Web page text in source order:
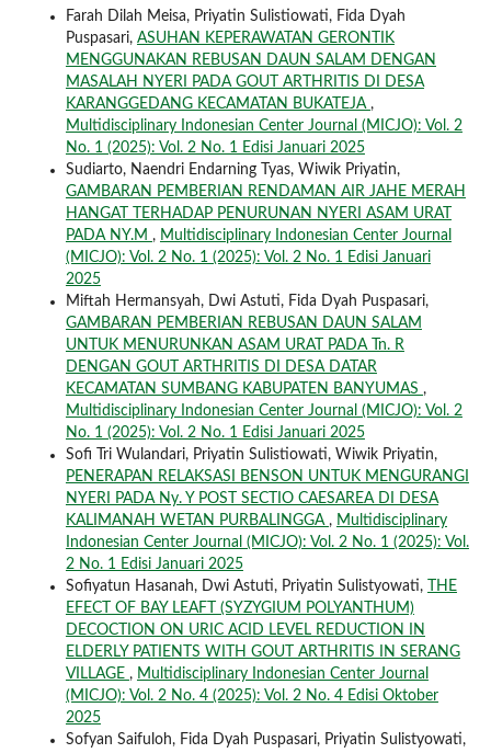
Farah Dilah Meisa, Priyatin Sulistiowati, Fida Dyah
Puspasari, ASUHAN KEPERAWATAN GERONTIK
MENGGUNAKAN REBUSAN DAUN SALAM DENGAN
MASALAH NYERI PADA GOUT ARTHRITIS DI DESA
KARANGGEDANG KECAMATAN BUKATEJA ,
Multidisciplinary Indonesian Center Journal (MICJO): Vol. 2
No. 1 (2025): Vol. 2 No. 1 Edisi Januari 2025
Sudiarto, Naendri Endarning Tyas, Wiwik Priyatin,
GAMBARAN PEMBERIAN RENDAMAN AIR JAHE MERAH
HANGAT TERHADAP PENURUNAN NYERI ASAM URAT
PADA NY.M , Multidisciplinary Indonesian Center Journal
(MICJO): Vol. 2 No. 1 (2025): Vol. 2 No. 1 Edisi Januari
2025
Miftah Hermansyah, Dwi Astuti, Fida Dyah Puspasari,
GAMBARAN PEMBERIAN REBUSAN DAUN SALAM
UNTUK MENURUNKAN ASAM URAT PADA Tn. R
DENGAN GOUT ARTHRITIS DI DESA DATAR
KECAMATAN SUMBANG KABUPATEN BANYUMAS ,
Multidisciplinary Indonesian Center Journal (MICJO): Vol. 2
No. 1 (2025): Vol. 2 No. 1 Edisi Januari 2025
Sofi Tri Wulandari, Priyatin Sulistiowati, Wiwik Priyatin,
PENERAPAN RELAKSASI BENSON UNTUK MENGURANGI
NYERI PADA Ny. Y POST SECTIO CAESAREA DI DESA
KALIMANAH WETAN PURBALINGGA , Multidisciplinary
Indonesian Center Journal (MICJO): Vol. 2 No. 1 (2025): Vol.
2 No. 1 Edisi Januari 2025
Sofiyatun Hasanah, Dwi Astuti, Priyatin Sulistyowati,
THE
EFECT OF BAY LEAFT (SYZYGIUM POLYANTHUM)
DECOCTION ON URIC ACID LEVEL REDUCTION IN
ELDERLY PATIENTS WITH GOUT ARTHRITIS IN SERANG
VILLAGE , Multidisciplinary Indonesian Center Journal
(MICJO): Vol. 2 No. 4 (2025): Vol. 2 No. 4 Edisi Oktober
2025
Sofyan Saifuloh, Fida Dyah Puspasari, Priyatin Sulistyowati,